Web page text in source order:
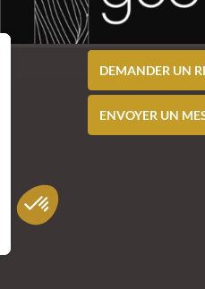
DEMANDER UN
ENVOYER UN